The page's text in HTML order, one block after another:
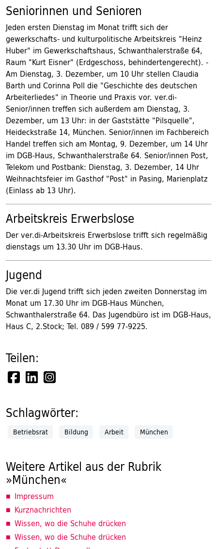
Seniorinnen und Senioren
Jeden ersten Dienstag im Monat trifft sich der
gewerkschafts- und kulturpolitische Arbeitskreis "Heinz
Huber" im Gewerkschaftshaus, Schwanthalerstraße 64,
Raum "Kurt Eisner" (Erdgeschoss, behindertengerecht). -
Am Dienstag, 3. Dezember, um 10 Uhr stellen Claudia
Barth und Corinna Poll die "Geschichte des deutschen
Arbeiterliedes" in Theorie und Praxis vor. ver.di-
Senior/innen treffen sich außerdem am Dienstag, 3.
Dezember, um 13 Uhr: in der Gaststätte "Pilsquelle",
Heideckstraße 14, München. Senior/innen im Fachbereich
Handel treffen sich am Montag, 9. Dezember, um 14 Uhr
im DGB-Haus, Schwanthalerstraße 64. Senior/innen Post,
Telekom und Postbank: Dienstag, 3. Dezember, 14 Uhr
Weihnachtsfeier im Gasthof "Post" in Pasing, Marienplatz
(Einlass ab 13 Uhr).
Arbeitskreis Erwerbslose
Der ver.di-Arbeitskreis Erwerbslose trifft sich regelmäßig
dienstags um 13.30 Uhr im DGB-Haus.
Jugend
Die ver.di Jugend trifft sich jeden zweiten Donnerstag im
Monat um 17.30 Uhr im DGB-Haus München,
Schwanthalerstraße 64. Das Jugendbüro ist im DGB-Haus,
Haus C, 2.Stock; Tel. 089 / 599 77-9225.
Teilen:
Schlagwörter:
Betriebsrat Bildung Arbeit München
Weitere Artikel aus der Rubrik
»München«
Impressum
Kurznachrichten
Wissen, wo die Schuhe drücken
Wissen, wo die Schuhe drücken